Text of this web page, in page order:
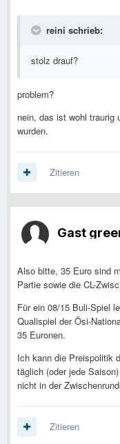
reini schrieb:
stolz drauf?
problem?
nein, das ist wohl traurig
wurden.
Zitieren
Gast
Also bitte, 35 Euro sind
Partie sowie die CL-
Für ein 08/15 Buli-Spiel
Qualispiel der Ösi-
35 Euronen.
Ich kann die Preispolitik
täglich (oder jede
nicht in der
Zitieren